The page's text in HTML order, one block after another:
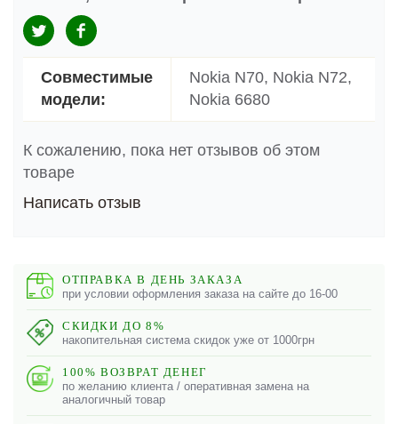
Совместимые
модели:
Nokia N70, Nokia N72,
Nokia 6680
К сожалению, пока нет отзывов об этом
товаре
Написать отзыв
ОТПРАВКА В ДЕНЬ ЗАКАЗА
при условии оформления заказа на сайте до 16-00
СКИДКИ ДО 8%
накопительная система скидок уже от 1000грн
100% ВОЗВРАТ ДЕНЕГ
по желанию клиента / оперативная замена на
аналогичный товар